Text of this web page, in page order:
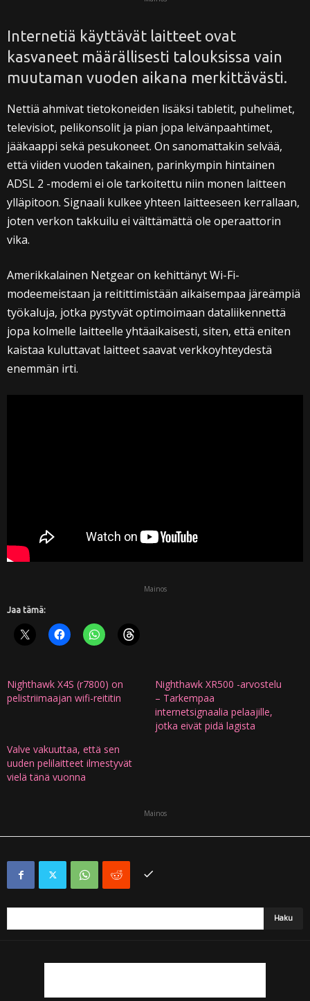
Internetiä käyttävät laitteet ovat
kasvaneet määrällisesti talouksissa vain
muutaman vuoden aikana merkittävästi.
Nettiä ahmivat tietokoneiden lisäksi tabletit, puhelimet,
televisiot, pelikonsolit ja pian jopa leivänpaahtimet,
jääkaappi sekä pesukoneet. On sanomattakin selvää,
että viiden vuoden takainen, parinkympin hintainen
ADSL 2 -modemi ei ole tarkoitettu niin monen laitteen
ylläpitoon. Signaali kulkee yhteen laitteeseen kerrallaan,
joten verkon takkuilu ei välttämättä ole operaattorin
vika.
Amerikkalainen Netgear on kehittänyt Wi-Fi-
modeemeistaan ja reitittimistään aikaisempaa järeämpiä
työkaluja, jotka pystyvät optimoimaan dataliikennettä
jopa kolmelle laitteelle yhtäaikaisesti, siten, että eniten
kaistaa kuluttavat laitteet saavat verkkoyhteydestä
enemmän irti.
Mainos
Jaa tämä:
Nighthawk X4S (r7800) on
pelistriimaajan wifi-reititin
Nighthawk XR500 -arvostelu
– Tarkempaa
internetsignaalia pelaajille,
jotka eivät pidä lagista
Valve vakuuttaa, että sen
uuden pelilaitteet ilmestyvät
vielä tänä vuonna
Mainos